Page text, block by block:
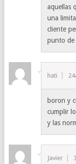
aquellas
una
cliente
punto de
hati
boron y
cumplir
y las
Javier